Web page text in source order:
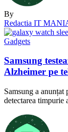
By
Redactia IT
Gadgets
Samsung
Alzheimer pe
Samsung a anunțat
detectarea